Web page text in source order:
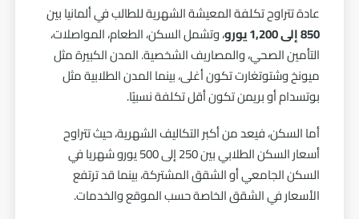
عادة تتراوح تكلفة المعيشة الشهرية للطالب في ألمانيا بين
850 إلى 1,200 يورو
، وتشمل السكن، الطعام، المواصلات،
التأمين الصحي، والمصاريف الشخصية. المدن الكبيرة مثل
ميونخ وشتوتغارت تكون أغلى، بينما المدن الطلابية مثل
بوتسدام أو بريمن تكون أقل تكلفة نسبيًا.
أما السكن، فيعد من أكبر التكاليف الشهرية، حيث تتراوح
أسعار السكن الطلابي بين 250 إلى 500 يورو شهريا في
السكن الجامعي أو الشقق المشتركة، بينما قد ترتفع
الأسعار في الشقق الخاصة حسب الموقع والخدمات.